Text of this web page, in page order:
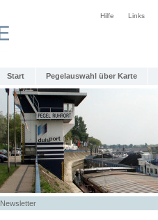
Hilfe Links
Start Pegelauswahl über Karte
Newsletter